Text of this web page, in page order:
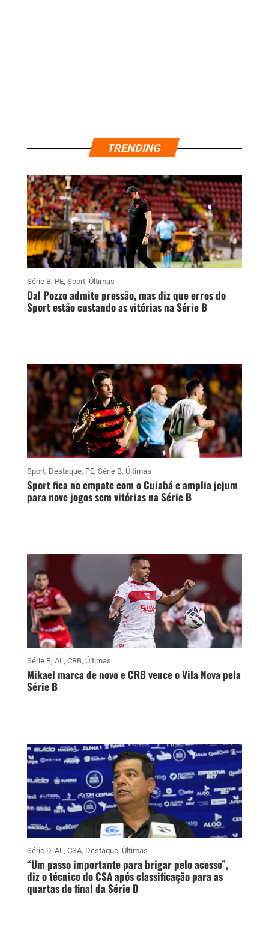
TRENDING
Série B, PE, Sport, Últimas
Dal Pozzo admite pressão, mas diz que erros do
Sport estão custando as vitórias na Série B
Sport, Destaque, PE, Série B, Últimas
Sport fica no empate com o Cuiabá e amplia jejum
para nove jogos sem vitórias na Série B
Série B, AL, CRB, Últimas
Mikael marca de novo e CRB vence o Vila Nova pela
Série B
Série D, AL, CSA, Destaque, Últimas
“Um passo importante para brigar pelo acesso”,
diz o técnico do CSA após classificação para as
quartas de final da Série D